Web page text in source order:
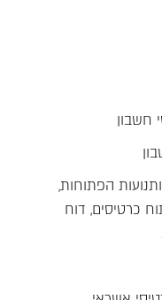
חשבון
הפתוחות,
כרטיסים, דוח